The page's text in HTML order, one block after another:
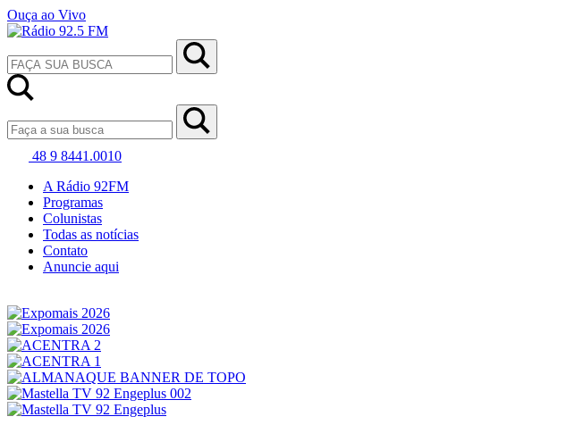
Ouça ao Vivo
48 9 8441.0010
A Rádio 92FM
Programas
Colunistas
Todas as notícias
Contato
Anuncie aqui